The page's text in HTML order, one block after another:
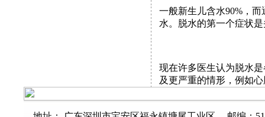
一般新生儿含水90%，
水。脱水的第一个症状
现在许多医生认为脱水
及更严重的情形，例如